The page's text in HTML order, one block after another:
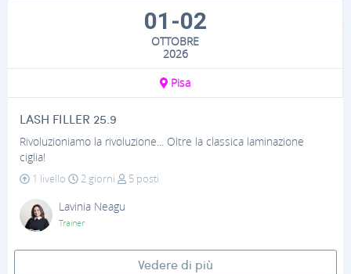
01-02
OTTOBRE
2026
Pisa
LASH FILLER 25.9
Rivoluzioniamo la rivoluzione... Oltre la classica laminazione
ciglia!
1 livello
2 giorni
5 posti
Lavinia Neagu
Trainer
Vedere di più